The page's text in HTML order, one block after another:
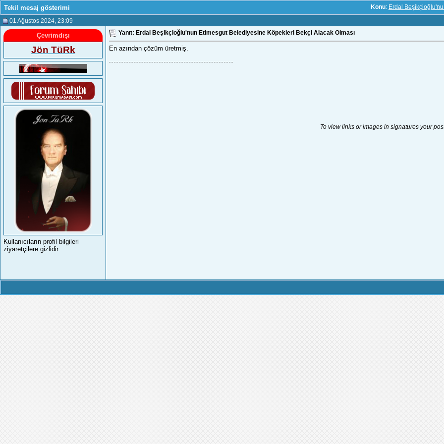
Konu: Erdal
Tekil mesaj gösterimi
01 Ağustos 2024 , 23:09
Çevrimdışı
Jön TüRk
Kullanıcıların profil bilgileri
ziyaretçilere gizlidir.
Yanıt: Erdal Beşikçioğlu'nun Etimesgut Belediyesine Köpekleri Bekçi Alacak Olması
En azından çözüm üretmiş.
To view links or images in signatures your